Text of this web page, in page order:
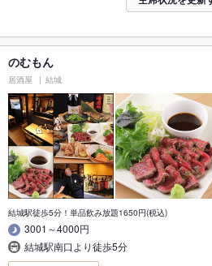
のむもん
居酒屋 結城
結城駅徒歩5分！単品飲み放題1650円(税込)
3001～4000円
結城駅南口より徒歩5分